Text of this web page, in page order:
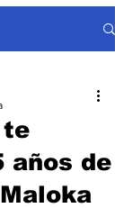
te
años de